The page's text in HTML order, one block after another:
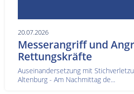
20.07.2026
Messerangriff und
Rettungskräfte
Auseinandersetzung mit
Altenburg - Am Nachmittag de...